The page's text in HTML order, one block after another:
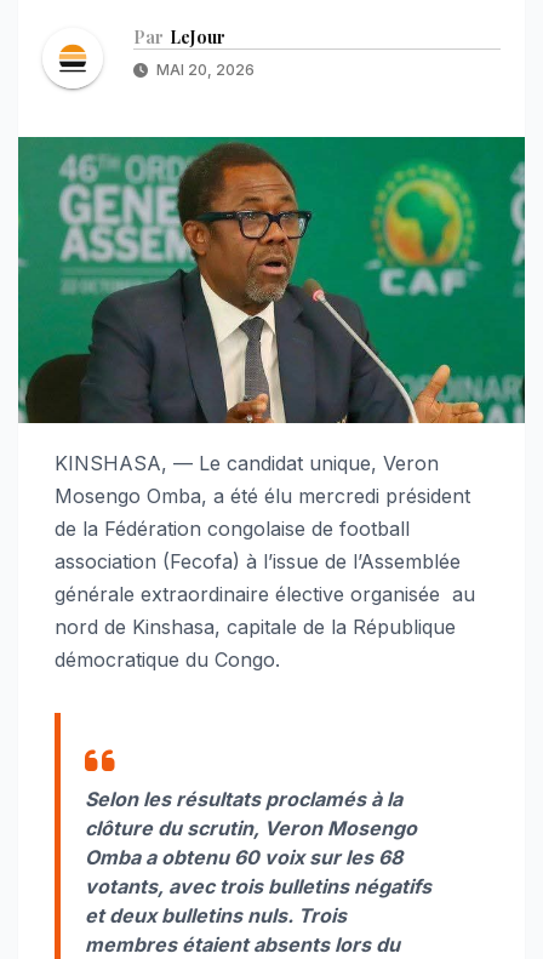
Par LeJour
MAI 20, 2026
KINSHASA, — Le candidat unique, Veron
Mosengo Omba, a été élu mercredi président
de la Fédération congolaise de football
association (Fecofa) à l’issue de l’Assemblée
générale extraordinaire élective organisée au
nord de Kinshasa, capitale de la République
démocratique du Congo.
Selon les résultats proclamés à la
clôture du scrutin, Veron Mosengo
Omba a obtenu 60 voix sur les 68
votants, avec trois bulletins négatifs
et deux bulletins nuls. Trois
membres étaient absents lors du